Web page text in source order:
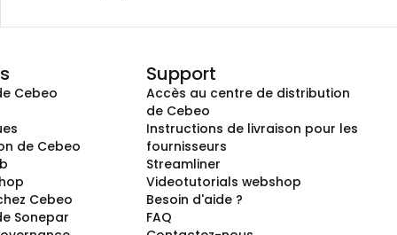
Cebeo
de Cebeo
Cebeo
Sonepar
Support
Accès au centre de distribution
de Cebeo
Instructions de livraison pour les
fournisseurs
Streamliner
Videotutorials webshop
Besoin d'aide ?
FAQ